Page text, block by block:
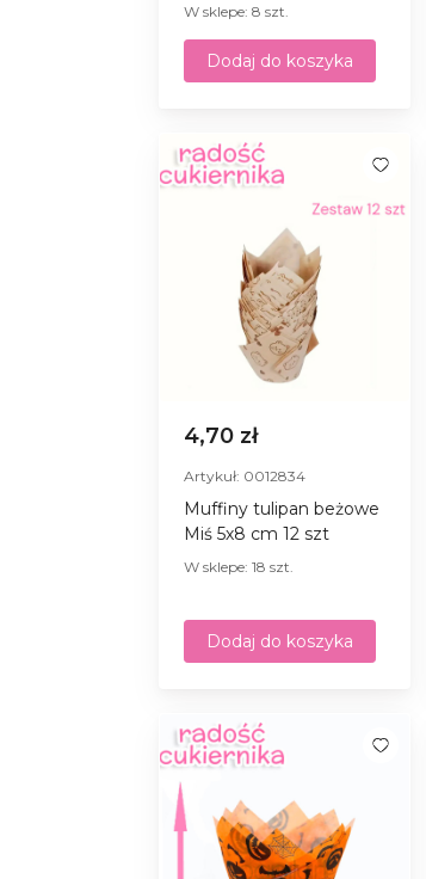
W sklepe: 8 szt.
Dodaj do koszyka
4,70 zł
Artykuł: 0012834
Muffiny tulipan beżowe
Miś 5х8 сm 12 szt
W sklepe: 18 szt.
Dodaj do koszyka